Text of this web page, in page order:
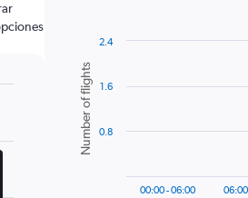
chart
with
bars.
The
Chart
graphic.
Number of flights
00:00 - 06:00
0.8
1.6
2.4